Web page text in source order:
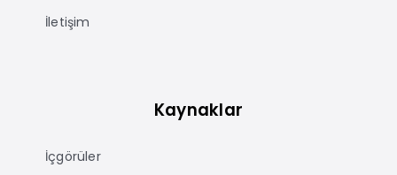
İletişim
Kaynaklar
İçgörüler